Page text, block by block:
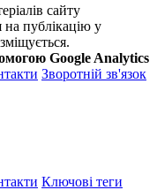
сайту
на публікацію у
Google Analytics
Зворотній зв'язок
Ключові теги